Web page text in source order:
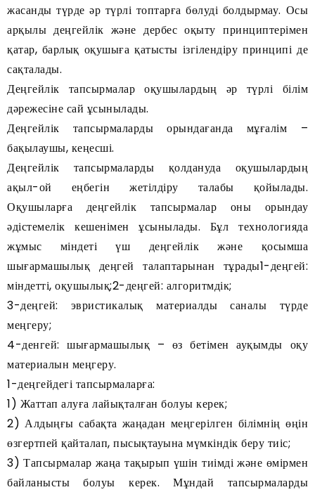
жасанды түрде әр түрлі топтарға бөлуді болдырмау. Осы
арқылы деңгейлік және дербес оқыту принциптерімен
қатар, барлық оқушыға қатысты ізгілендіру принципі де
сақталады.
Деңгейлік тапсырмалар оқушылардың әр түрлі білім
дәрежесіне сай ұсынылады.
Деңгейлік тапсырмаларды орындағанда мұғалім –
бақылаушы, кеңесші.
Деңгейлік тапсырмаларды қолдануда оқушылардың
ақыл-ой еңбегін жетілдіру талабы қойылады.
Оқушыларға деңгейлік тапсырмалар оны орындау
әдістемелік кешенімен ұсынылады. Бұл технологияда
жұмыс міндеті үш деңгейлік және қосымша
шығармашылық деңгей талаптарынан тұрады1-деңгей:
міндетті, оқушылық;2-деңгей: алгоритмдік;
3-деңгей: эвристикалық материалды саналы түрде
меңгеру;
4-денгей: шығармашылық – өз бетімен ауқымды оқу
материалын меңгеру.
1-деңгейдегі тапсырмаларға:
1) Жаттап алуға лайықталған болуы керек;
2) Алдыңғы сабақта жаңадан меңгерілген білімнің өңін
өзгертпей қайталап, пысықтауына мүмкіндік беру тиіс;
3) Тапсырмалар жаңа тақырып үшін тиімді және өмірмен
байланысты болуы керек. Мұндай тапсырмаларды